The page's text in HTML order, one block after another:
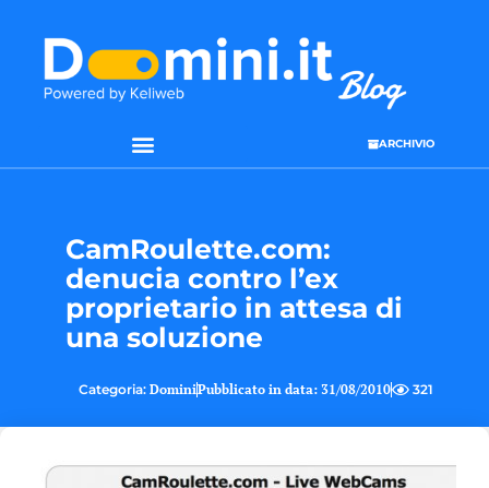
ARCHIVIO
CamRoulette.com:
denucia contro l’ex
proprietario in attesa di
una soluzione
Categoria: DominiPubblicato in data: 31/08/2010 321